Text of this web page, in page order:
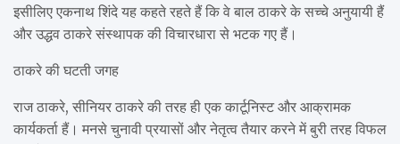
इसीलिए एकनाथ शिंदे यह कहते रहते हैं कि वे बाल ठाकरे के सच्चे अनुयायी हैं
और उद्धव ठाकरे संस्थापक की विचारधारा से भटक गए हैं।
ठाकरे की घटती जगह
राज ठाकरे, सीनियर ठाकरे की तरह ही एक कार्टूनिस्ट और आक्रामक
कार्यकर्ता हैं। मनसे चुनावी प्रयासों और नेतृत्व तैयार करने में बुरी तरह विफल